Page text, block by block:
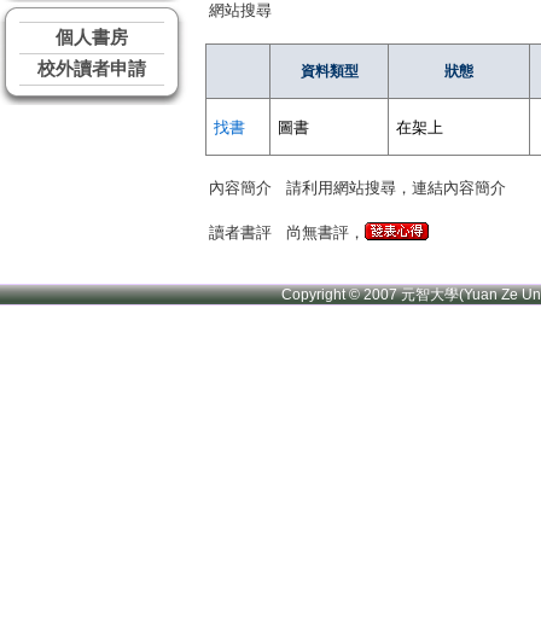
個人書房
校外讀者申請
網站搜尋
資料類型 狀態
找書 圖書 在架上
內容簡介 請利用網站搜尋，連結內容簡介
讀者書評 尚無書評，
Copyright © 2007 元智大學(Yuan Ze